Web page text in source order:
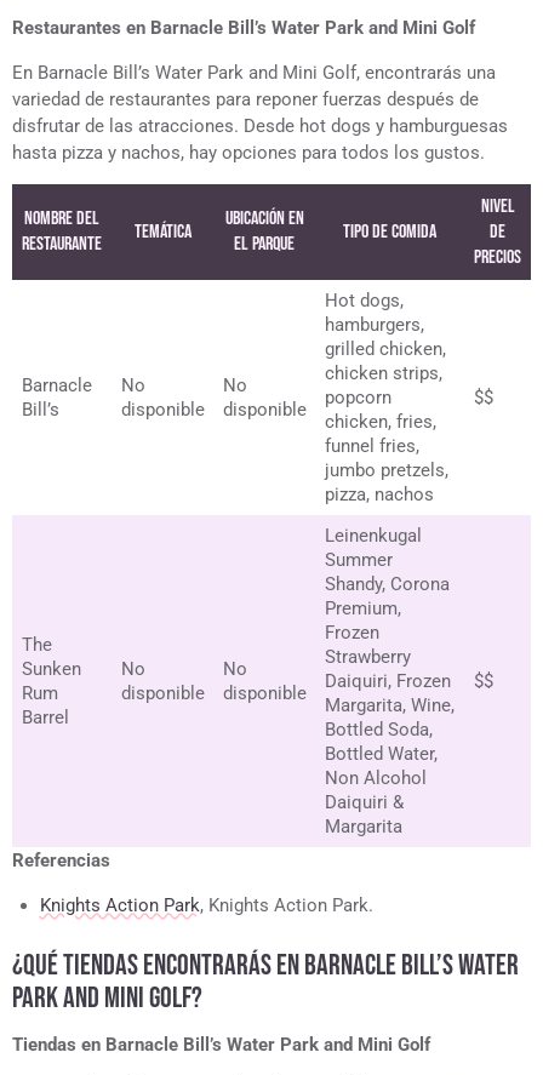
Restaurantes en Barnacle Bill’s Water Park and Mini Golf
En Barnacle Bill’s Water Park and Mini Golf, encontrarás una
variedad de restaurantes para reponer fuerzas después de
disfrutar de las atracciones. Desde hot dogs y hamburguesas
hasta pizza y nachos, hay opciones para todos los gustos.
Nombre del
Restaurante
Temática
Ubicación en
el Parque
Tipo de Comida
Nivel
de
precios
Barnacle
Bill’s
No
disponible
No
disponible
Hot dogs,
hamburgers,
grilled chicken,
chicken strips,
popcorn
chicken, fries,
funnel fries,
jumbo pretzels,
pizza, nachos
$$
The
Sunken
Rum
Barrel
No
disponible
No
disponible
Leinenkugal
Summer
Shandy, Corona
Premium,
Frozen
Strawberry
Daiquiri, Frozen
Margarita, Wine,
Bottled Soda,
Bottled Water,
Non Alcohol
Daiquiri &
Margarita
$$
Referencias
Knights Action Park, Knights Action Park.
¿QUÉ TIENDAS ENCONTRARÁS EN BARNACLE BILL’S WATER
PARK AND MINI GOLF?
Tiendas en Barnacle Bill’s Water Park and Mini Golf